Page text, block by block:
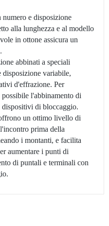
e disposizione
alla lunghezza e al modello
in ottone assicura un
abbinati a speciali
variabile,
d'effrazione. Per
l'abbinamento di
di bloccaggio.
un ottimo livello di
prima della
i montanti, e facilita
aumentare i punti di
di puntali e terminali con